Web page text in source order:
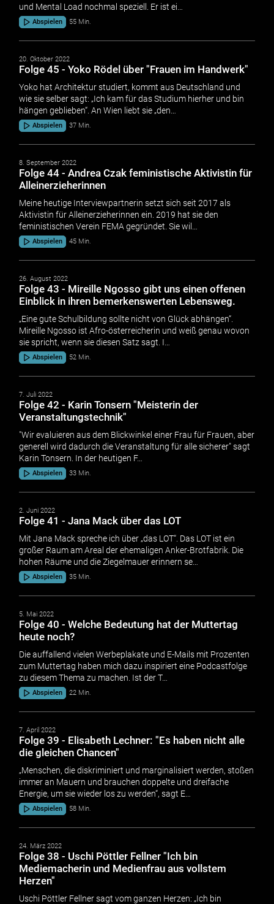
und Mental Load nochmal speziell. Er ist ei…
Abspielen 55 Min.
20. Oktober 2022
Folge 45 - Yoko Rödel über "Frauen im Handwerk"
Yoko hat Architektur studiert, kommt aus Deutschland und
wie sie selber sagt: „Ich kam für das Studium hierher und bin
hängen geblieben“. An Wien liebt sie „den…
Abspielen 37 Min.
8. September 2022
Folge 44 - Andrea Czak feministische Aktivistin für
Alleinerzieherinnen
Meine heutige Interviewpartnerin setzt sich seit 2017 als
Aktivistin für Alleinerzieherinnen ein. 2019 hat sie den
feministischen Verein FEMA gegründet. Sie wil…
Abspielen 45 Min.
26. August 2022
Folge 43 - Mireille Ngosso gibt uns einen offenen
Einblick in ihren bemerkenswerten Lebensweg.
„Eine gute Schulbildung sollte nicht von Glück abhängen“.
Mireille Ngosso ist Afro-österreicherin und weiß genau wovon
sie spricht, wenn sie diesen Satz sagt. I…
Abspielen 52 Min.
7. Juli 2022
Folge 42 - Karin Tonsern "Meisterin der
Veranstaltungstechnik"
"Wir evaluieren aus dem Blickwinkel einer Frau für Frauen, aber
generell wird dadurch die Veranstaltung für alle sicherer" sagt
Karin Tonsern. In der heutigen F…
Abspielen 33 Min.
2. Juni 2022
Folge 41 - Jana Mack über das LOT
Mit Jana Mack spreche ich über „das LOT“. Das LOT ist ein
großer Raum am Areal der ehemaligen Anker-Brotfabrik. Die
hohen Räume und die Ziegelmauer erinnern se…
Abspielen 35 Min.
5. Mai 2022
Folge 40 - Welche Bedeutung hat der Muttertag
heute noch?
Die auffallend vielen Werbeplakate und E-Mails mit Prozenten
zum Muttertag haben mich dazu inspiriert eine Podcastfolge
zu diesem Thema zu machen. Ist der T…
Abspielen 22 Min.
7. April 2022
Folge 39 - Elisabeth Lechner: "Es haben nicht alle
die gleichen Chancen"
„Menschen, die diskriminiert und marginalisiert werden, stoßen
immer an Mauern und brauchen doppelte und dreifache
Energie, um sie wieder los zu werden“, sagt E…
Abspielen 58 Min.
24. März 2022
Folge 38 - Uschi Pöttler Fellner "Ich bin
Mediemacherin und Medienfrau aus vollstem
Herzen"
Uschi Pöttler Fellner sagt vom ganzen Herzen: „Ich bin